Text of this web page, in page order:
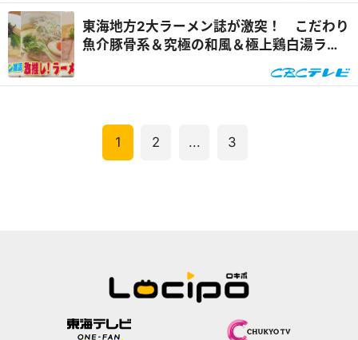
東海地方2大ラーメン誌が激突！ こだわり
魚介豚骨系＆究極の和風＆極上鶏白湯ラー
1 2 ... 3